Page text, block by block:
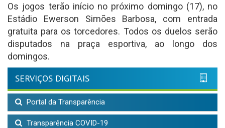
Os jogos terão início no próximo domingo (17), no
Estádio Ewerson Simões Barbosa, com entrada
gratuita para os torcedores. Todos os duelos serão
disputados na praça esportiva, ao longo dos
domingos.
SERVIÇOS DIGITAIS
Portal da Transparência
Transparência COVID-19